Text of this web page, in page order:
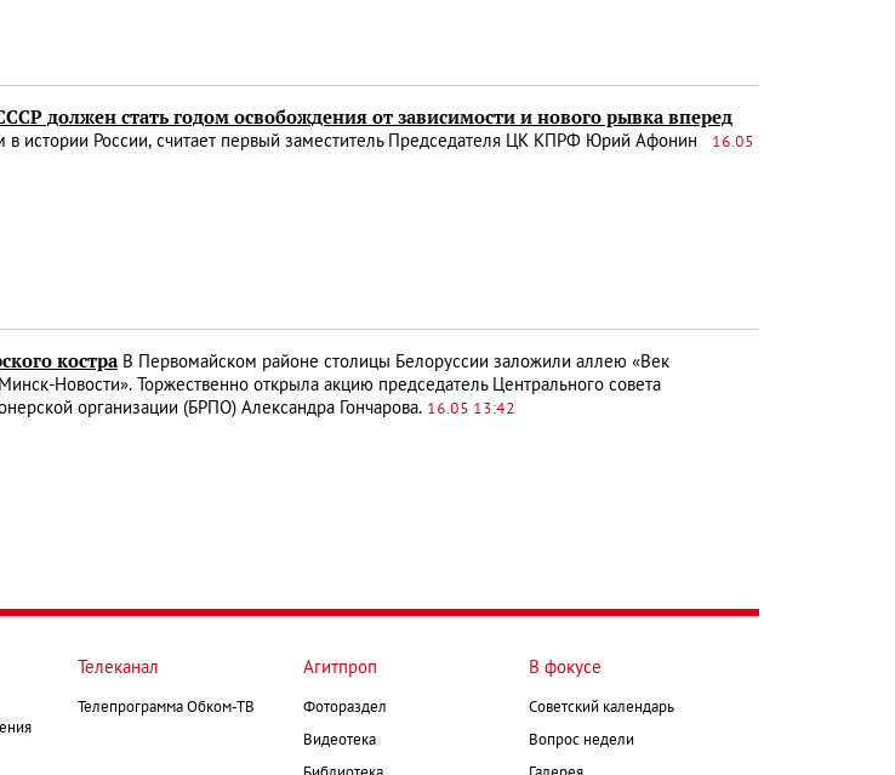
должен стать годом освобождения от зависимости и нового рывка вперед
в истории России, считает первый заместитель Председателя ЦК КПРФ Юрий Афонин
16.05
костра В Первомайском районе столицы Белоруссии заложили аллею «Век
Новости». Торжественно открыла акцию председатель Центрального совета
организации (БРПО) Александра Гончарова. 16.05 13:42
Телеканал
Телепрограмма Обком-ТВ
Агитпроп
Фотораздел
Видеотека
В фокусе
Советский календарь
Вопрос недели